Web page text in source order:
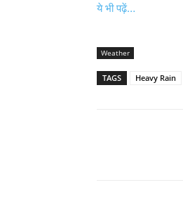
ये भी पढ़ें…
Weather
TAGS Heavy Rain